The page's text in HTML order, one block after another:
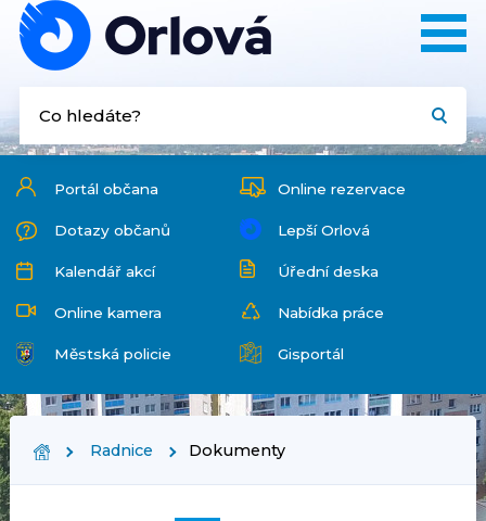
Portál občana Online rezervace
Dotazy občanů Lepší Orlová
Kalendář akcí Úřední deska
Online kamera Nabídka práce
Městská policie Gisportál
Radnice Dokumenty